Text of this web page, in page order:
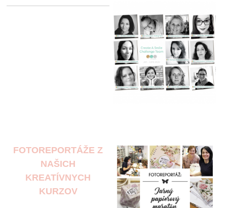
FOTOREPORTÁŽE Z
NAŠICH
KREATÍVNYCH
KURZOV